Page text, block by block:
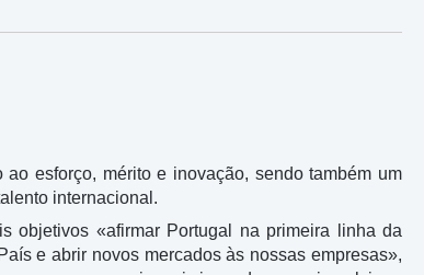
esforço, mérito e inovação, sendo também um
internacional.
objetivos «afirmar Portugal na primeira linha da
e abrir novos mercados às nossas empresas»,